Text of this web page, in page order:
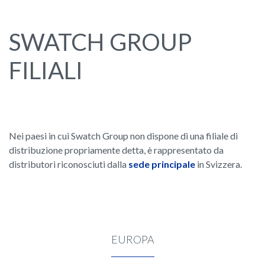
SWATCH GROUP
FILIALI
Nei paesi in cui Swatch Group non dispone di una filiale di
distribuzione propriamente detta, è rappresentato da
distributori riconosciuti dalla sede principale in Svizzera.
EUROPA